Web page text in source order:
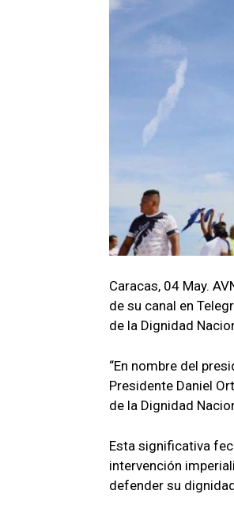
Caracas, 04 May.
de su canal en
de la Dignidad
“En nombre del
Presidente Daniel
de la Dignidad
Esta significativa
intervención
defender su